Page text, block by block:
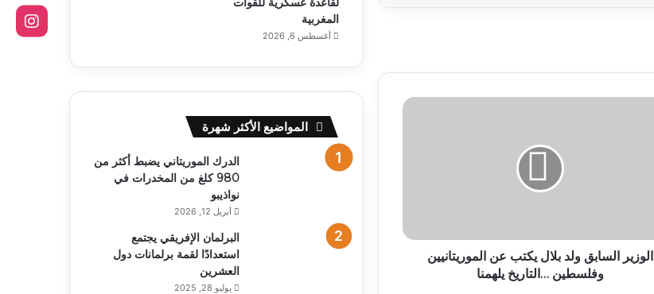
الوزير السابق ولد بلال يكتب عن الموريتانيين
وفلسطين …التاريخ يلهمنا
المغربية
أغسطس 6, 2026
المواضيع الأكثر شهرة
الدرك الموريتاني يضبط أكثر من
980 كلغ من المخدرات في
نواذيبو
أبريل 12, 2026
البرلمان الإفريقي يجتمع
استعدادًا لقمة برلمانات دول
العشرين
يوليو 28, 2025